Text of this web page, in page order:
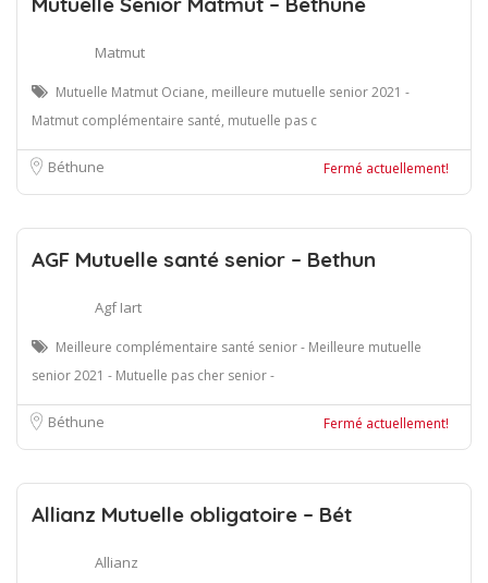
Matmut
Mutuelle Matmut Ociane, meilleure mutuelle senior 2021 -
Matmut complémentaire santé, mutuelle pas c
Béthune Fermé actuellement!
AGF Mutuelle santé senior – Bethun
Agf Iart
Meilleure complémentaire santé senior - Meilleure mutuelle
senior 2021 - Mutuelle pas cher senior -
Béthune Fermé actuellement!
Allianz Mutuelle obligatoire – Bét
Allianz